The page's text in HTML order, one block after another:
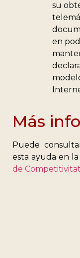
su
en
Más
Puede
esta ayuda en
de